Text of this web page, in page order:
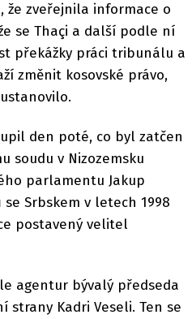
že zveřejnila informace o
se Thaçi a další podle ní
překážky práci tribunálu a
změnit kosovské právo,
den poté, co byl zatčen
soudu v Nizozemsku
parlamentu Jakup
Srbskem v letech 1998
postavený velitel
agentur bývalý předseda
strany Kadri Veseli. Ten se